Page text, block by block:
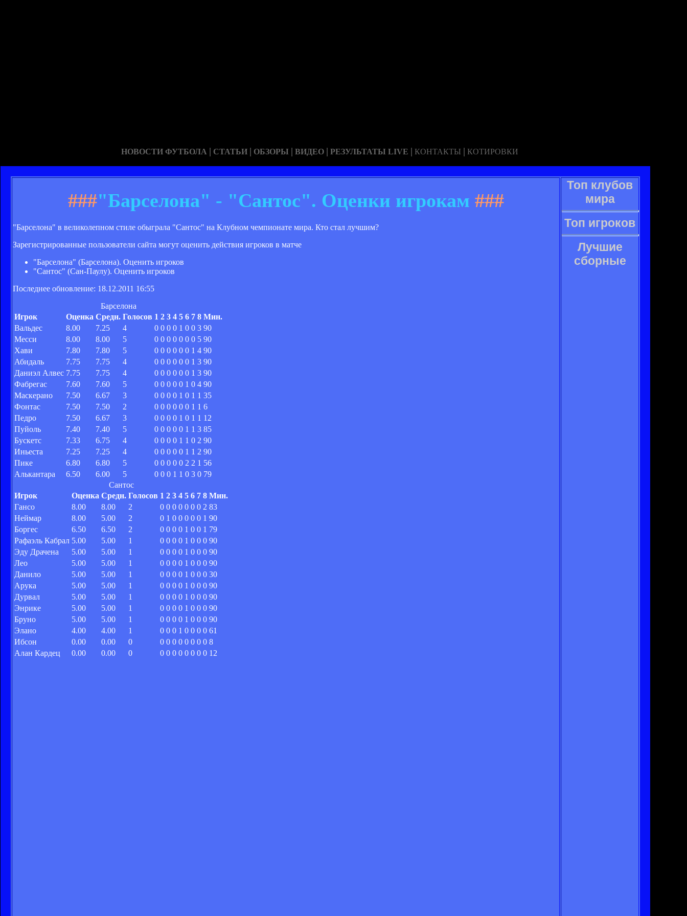
НОВОСТИ ФУТБОЛА | СТАТЬИ | ОБЗОРЫ | ВИДЕО | РЕЗУЛЬТАТЫ LIVE | КОНТАКТЫ | КОТИРОВКИ
###"Барселона" - "Сантос". Оценки игрокам ###
"Барселона" в великолепном стиле обыграла "Сантос" на Клубном чемпионате мира. Кто стал лучшим?
Зарегистрированные пользователи сайта могут оценить действия игроков в матче
"Барселона" (Барселона). Оценить игроков
"Сантос" (Сан-Паулу). Оценить игроков
Последнее обновление: 18.12.2011 16:55
Барселона
Игрок
Оценка Средн. Голосов 1 2 3 4 5 6 7 8 Мин.
Вальдес
8.00 7.25 4 0 0 0 0 1 0 0 3 90
Месси
8.00 8.00 5 0 0 0 0 0 0 0 5 90
Хави
7.80 7.80 5 0 0 0 0 0 0 1 4 90
Абидаль
7.75 7.75 4 0 0 0 0 0 0 1 3 90
Даниэл Алвес 7.75 7.75 4 0 0 0 0 0 0 1 3 90
Фабрегас
7.60 7.60 5 0 0 0 0 0 1 0 4 90
Маскерано
7.50 6.67 3 0 0 0 0 1 0 1 1 35
Фонтас
7.50 7.50 2 0 0 0 0 0 0 1 1 6
Педро
7.50 6.67 3 0 0 0 0 1 0 1 1 12
Пуйоль
7.40 7.40 5 0 0 0 0 0 1 1 3 85
Бускетс
7.33 6.75 4 0 0 0 0 1 1 0 2 90
Иньеста
7.25 7.25 4 0 0 0 0 0 1 1 2 90
Пике
6.80 6.80 5 0 0 0 0 0 2 2 1 56
Алькантара
6.50 6.00 5 0 0 0 1 1 0 3 0 79
Сантос
Игрок
Оценка Средн. Голосов 1 2 3 4 5 6 7 8 Мин.
Гансо
8.00 8.00 2 0 0 0 0 0 0 0 2 83
Неймар
8.00 5.00 2 0 1 0 0 0 0 0 1 90
Боргес
6.50 6.50 2 0 0 0 0 1 0 0 1 79
Рафаэль Кабрал 5.00 5.00 1 0 0 0 0 1 0 0 0 90
Эду Драчена
5.00 5.00 1 0 0 0 0 1 0 0 0 90
Лео
5.00 5.00 1 0 0 0 0 1 0 0 0 90
Данило
5.00 5.00 1 0 0 0 0 1 0 0 0 30
Арука
5.00 5.00 1 0 0 0 0 1 0 0 0 90
Дурвал
5.00 5.00 1 0 0 0 0 1 0 0 0 90
Энрике
5.00 5.00 1 0 0 0 0 1 0 0 0 90
Бруно
5.00 5.00 1 0 0 0 0 1 0 0 0 90
Элано
4.00 4.00 1 0 0 0 1 0 0 0 0 61
Ибсон
0.00 0.00 0 0 0 0 0 0 0 0 0 8
Алан Кардец
0.00 0.00 0 0 0 0 0 0 0 0 0 12
Топ клубов
мира
Топ игроков
Лучшие
сборные